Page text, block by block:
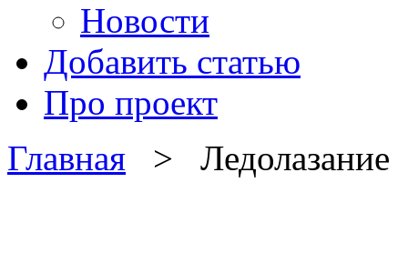
Новости
Добавить статью
Про проект
Главная > Ледолазание